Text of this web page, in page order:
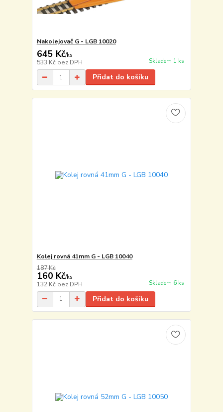
Nakolejovač G - LGB 10020
645 Kč/ks
533 Kč bez DPH Skladem 1 ks
Přidat do košíku
Kolej rovná 41mm G - LGB 10040
187 Kč
160 Kč/ks
132 Kč bez DPH Skladem 6 ks
Přidat do košíku